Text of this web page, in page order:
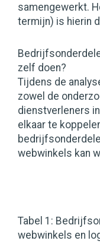
samengewerkt.
termijn) is hierin
zelf doen?
Tijdens de
zowel de
dienstverleners
elkaar te
webwinkels kan
Tabel 1:
webwinkels en